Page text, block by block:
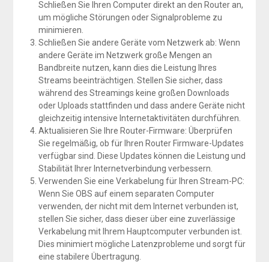
Schließen Sie Ihren Computer direkt an den Router an,
um mögliche Störungen oder Signalprobleme zu
minimieren.
Schließen Sie andere Geräte vom Netzwerk ab: Wenn
andere Geräte im Netzwerk große Mengen an
Bandbreite nutzen, kann dies die Leistung Ihres
Streams beeinträchtigen. Stellen Sie sicher, dass
während des Streamings keine großen Downloads
oder Uploads stattfinden und dass andere Geräte nicht
gleichzeitig intensive Internetaktivitäten durchführen.
Aktualisieren Sie Ihre Router-Firmware: Überprüfen
Sie regelmäßig, ob für Ihren Router Firmware-Updates
verfügbar sind. Diese Updates können die Leistung und
Stabilität Ihrer Internetverbindung verbessern.
Verwenden Sie eine Verkabelung für Ihren Stream-PC:
Wenn Sie OBS auf einem separaten Computer
verwenden, der nicht mit dem Internet verbunden ist,
stellen Sie sicher, dass dieser über eine zuverlässige
Verkabelung mit Ihrem Hauptcomputer verbunden ist.
Dies minimiert mögliche Latenzprobleme und sorgt für
eine stabilere Übertragung.